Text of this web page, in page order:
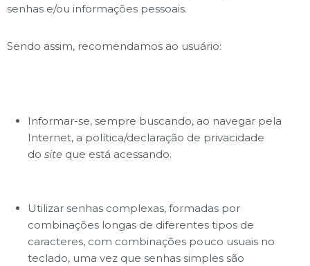
senhas e/ou informações pessoais.
Sendo assim, recomendamos ao usuário:
Informar-se, sempre buscando, ao navegar pela
Internet, a política/declaração de privacidade
do site que está acessando.
Utilizar senhas complexas, formadas por
combinações longas de diferentes tipos de
caracteres, com combinações pouco usuais no
teclado, uma vez que senhas simples são